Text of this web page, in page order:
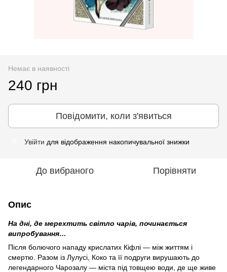
Немає в наявності
240 грн
Повідомити, коли з'явиться
Увійти для відображення накопичувальної знижки
До вибраного Порівняти
Опис
На дні, де мерехтить світло чарів, починається
випробування…
Після болючого нападу крислатих Кіфлі — між життям і
смертю. Разом із Лулусі, Коко та її подруги вирушають до
легендарного Чарозалу — міста під товщею води, де ще живе